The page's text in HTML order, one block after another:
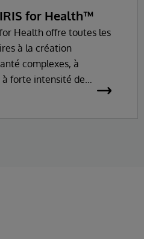
for Health™
Health offre toutes les
à la création
complexes, à
forte intensité de
plateforme complète